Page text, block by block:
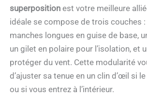
superposition est votre meilleure
idéale se compose de trois couches :
manches longues en guise de base,
un gilet en polaire pour l’isolation, et
protéger du vent. Cette modularité
d’ajuster sa tenue en un clin d’œil si
ou si vous entrez à l’intérieur.